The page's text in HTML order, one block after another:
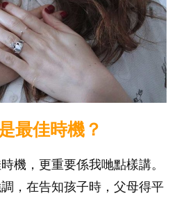
最佳時機？
機，更重要係我哋點樣講。
，在告知孩子時，父母得平